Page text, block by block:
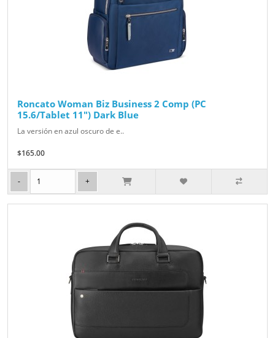
Roncato Woman Biz Business 2 Comp (PC
15.6/Tablet 11") Dark Blue
La versión en azul oscuro de e..
$165.00